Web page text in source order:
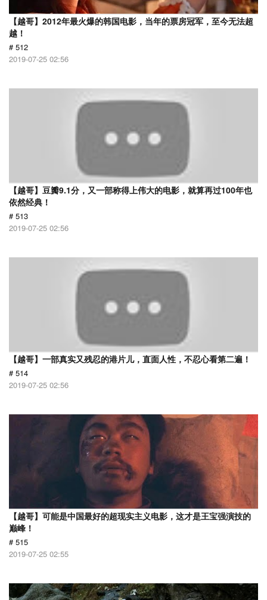
【越哥】2012年最火爆的韩国电影，当年的票房冠军，至今无法超
越！
# 512
2019-07-25 02:56
【越哥】豆瓣9.1分，又一部称得上伟大的电影，就算再过100年也
依然经典！
# 513
2019-07-25 02:56
【越哥】一部真实又残忍的港片儿，直面人性，不忍心看第二遍！
# 514
2019-07-25 02:56
【越哥】可能是中国最好的超现实主义电影，这才是王宝强演技的
巅峰！
# 515
2019-07-25 02:55